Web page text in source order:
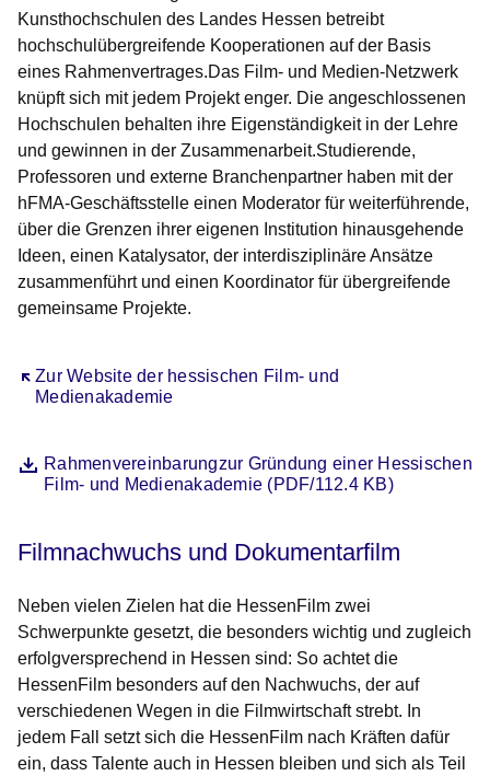
Kunsthochschulen des Landes Hessen betreibt
hochschulübergreifende Kooperationen auf der Basis
eines Rahmenvertrages.Das Film- und Medien-Netzwerk
knüpft sich mit jedem Projekt enger. Die angeschlossenen
Hochschulen behalten ihre Eigenständigkeit in der Lehre
und gewinnen in der Zusammenarbeit.Studierende,
Professoren und externe Branchenpartner haben mit der
hFMA-Geschäftsstelle einen Moderator für weiterführende,
über die Grenzen ihrer eigenen Institution hinausgehende
Ideen, einen Katalysator, der interdisziplinäre Ansätze
zusammenführt und einen Koordinator für übergreifende
gemeinsame Projekte.
Zur Website der hessischen Film- und
Medienakademie
Öffnet sich in einem neuen Fenster
DateiRahmenvereinbarungzur Gründung einer Hessischen
Film- und Medienakademie (PDF/112.4 KB)
Öffnet sich in einem neuen Fenster
Filmnachwuchs und Dokumentarfilm
Neben vielen Zielen hat die HessenFilm zwei
Schwerpunkte gesetzt, die besonders wichtig und zugleich
erfolgversprechend in Hessen sind: So achtet die
HessenFilm besonders auf den Nachwuchs, der auf
verschiedenen Wegen in die Filmwirtschaft strebt. In
jedem Fall setzt sich die HessenFilm nach Kräften dafür
ein, dass Talente auch in Hessen bleiben und sich als Teil